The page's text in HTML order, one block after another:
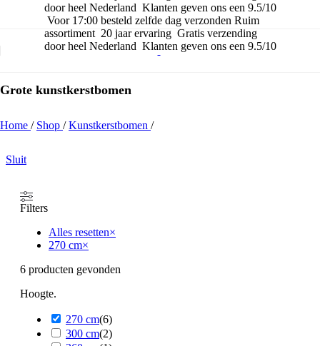
Skip to navigationSkip to main content
door heel Nederland Klanten geven ons een 9.5/10
Voor 17:00 besteld zelfde dag verzonden Ruim
assortiment 20 jaar ervaring Gratis verzending
door heel Nederland Klanten geven ons een 9.5/10
Grote kunstkerstbomen
Home / Shop / Kunstkerstbomen /
Sluit
Filters
Alles resetten×
270 cm×
6 producten gevonden
Hoogte.
270 cm(6)
300 cm(2)